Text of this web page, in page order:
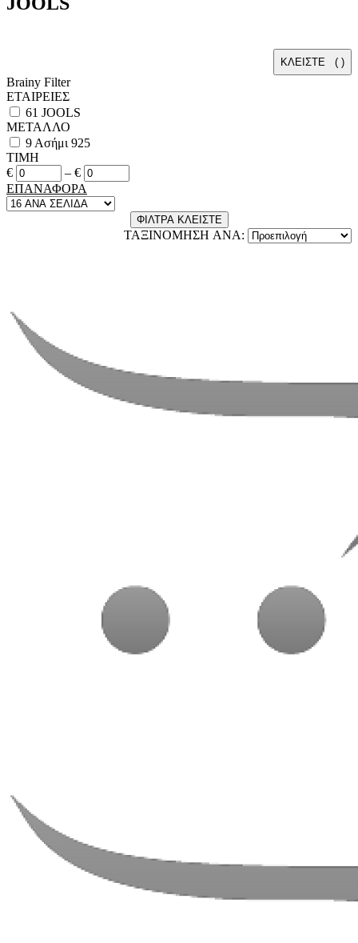
ΚΛΕΙΣΤΕ ( )
Brainy Filter
ΕΤΑΙΡΕΙΕΣ
61 JOOLS
ΜΕΤΑΛΛΟ
9 Ασήμι 925
ΤΙΜΗ
€
– €
ΕΠΑΝΑΦΟΡΑ
ΦΙΛΤΡΑ ΚΛΕΙΣΤΕ
ΤΑΞΙΝΟΜΗΣΗ ANA: